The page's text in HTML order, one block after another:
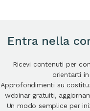
Entra nella
Ricevi contenuti per
orientarti
Approfondimenti su
webinar gratuiti,
Un modo semplice per